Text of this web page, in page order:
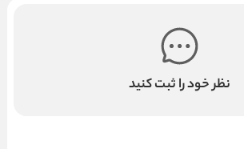
نظر خود را ثبت کنید